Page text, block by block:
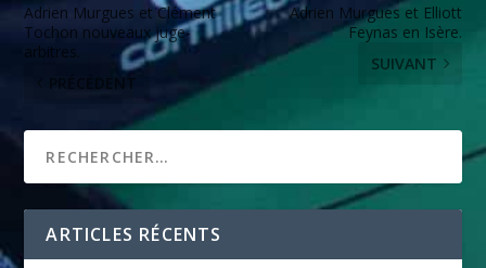
Adrien Murgues et Clément
Tochon nouveaux juge-
arbitres.
PRÉCÉDENT
Adrien Murgues et Elliott
Feynas en Isère.
SUIVANT
ARTICLES RÉCENTS